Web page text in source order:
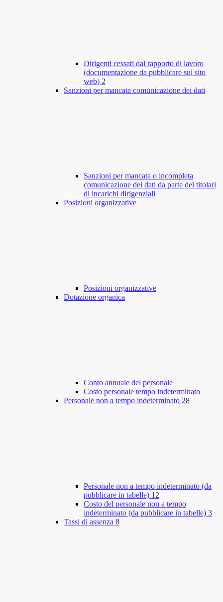
Dirigenti cessati dal rapporto di lavoro
(documentazione da pubblicare sul sito
web) 2
Sanzioni per mancata comunicazione dei dati
Sanzioni per mancata o incompleta
comunicazione dei dati da parte dei titolari
di incarichi dirigenziali
Posizioni organizzative
Posizioni organizzative
Dotazione organica
Conto annuale del personale
Costo personale tempo indeterminato
Personale non a tempo indeterminato 28
Personale non a tempo indeterminato (da
pubblicare in tabelle) 12
Costo del personale non a tempo
indeterminato (da pubblicare in tabelle) 3
Tassi di assenza 8